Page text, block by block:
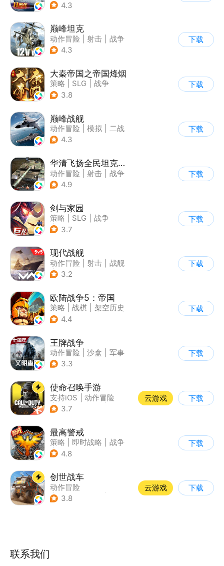
| 写实
4.3
巅峰坦克
动作冒险 射击
战争
| 战术竞技
4.3
下载
大秦帝国之帝国烽烟
策略 SLG
战争
| 大秦帝国
3.8
下载
巅峰战舰
动作冒险 模拟
二战
| 战术竞技
4.3
下载
华清飞扬全民坦克联盟游戏软件v1.0
动作冒险 射击
战争
| 战术竞技
4.9
下载
剑与家园
策略 SLG
战争
| 欧美风
3.7
下载
现代战舰
动作冒险 射击
战舰
| 5v5
3.2
下载
欧陆战争5：帝国
策略 战棋
架空历史
| 欧陆战争
4.4
下载
王牌战争
动作冒险 沙盒
军事
| 开放世界
3.3
下载
使命召唤手游
支持iOS
动作冒险
| 第一人称射击
3.7
云游戏 下载
最高警戒
策略 即时战略
战争
| 红警
4.8
下载
创世战车
动作冒险
| 第三人称射击
3.8
云游戏 下载
联系我们